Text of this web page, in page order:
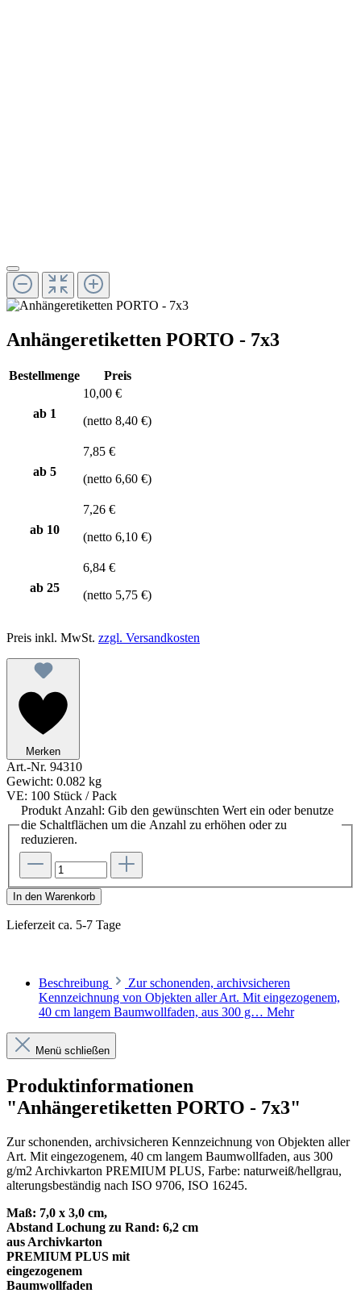
Anhängeretiketten PORTO - 7x3
Bestellmenge Preis
ab 1
10,00 €
(netto 8,40 €)
ab 5
7,85 €
(netto 6,60 €)
ab 10
7,26 €
(netto 6,10 €)
ab 25
6,84 €
(netto 5,75 €)
Preis inkl. MwSt. zzgl. Versandkosten
Merken
Art.-Nr. 94310
Gewicht: 0.082 kg
VE: 100 Stück / Pack
Produkt Anzahl: Gib den gewünschten Wert ein oder benutze
die Schaltflächen um die Anzahl zu erhöhen oder zu
reduzieren.
In den Warenkorb
Lieferzeit ca. 5-7 Tage
Beschreibung
Zur schonenden, archivsicheren
Kennzeichnung von Objekten aller Art. Mit eingezogenem,
40 cm langem Baumwollfaden, aus 300 g… Mehr
Menü schließen
Produktinformationen
"Anhängeretiketten PORTO - 7x3"
Zur schonenden, archivsicheren Kennzeichnung von Objekten aller
Art. Mit eingezogenem, 40 cm langem Baumwollfaden, aus 300
g/m2 Archivkarton PREMIUM PLUS, Farbe: naturweiß/hellgrau,
alterungsbeständig nach ISO 9706, ISO 16245.
Maß: 7,0 x 3,0 cm,
Abstand Lochung zu Rand: 6,2 cm
aus Archivkarton
PREMIUM PLUS mit
eingezogenem
Baumwollfaden